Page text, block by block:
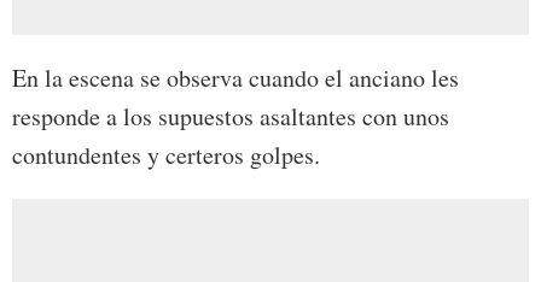
En la escena se observa cuando el anciano les
responde a los supuestos asaltantes con unos
contundentes y certeros golpes.